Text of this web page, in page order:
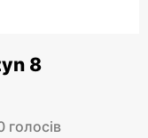
8
голосів